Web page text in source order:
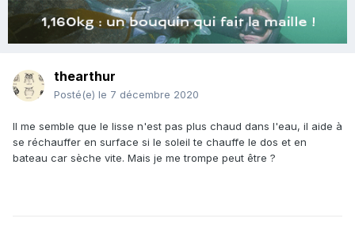
thearthur
Posté(e) le 7 décembre 2020
Il me semble que le lisse n'est pas plus chaud dans l'eau, il aide à
se réchauffer en surface si le soleil te chauffe le dos et en
bateau car sèche vite. Mais je me trompe peut être ?